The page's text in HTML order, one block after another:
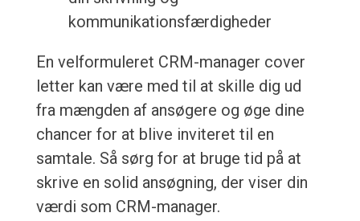
kommunikationsfærdigheder
En velformuleret CRM-manager cover
letter kan være med til at skille dig ud
fra mængden af ansøgere og øge dine
chancer for at blive inviteret til en
samtale. Så sørg for at bruge tid på at
skrive en solid ansøgning, der viser din
værdi som CRM-manager.